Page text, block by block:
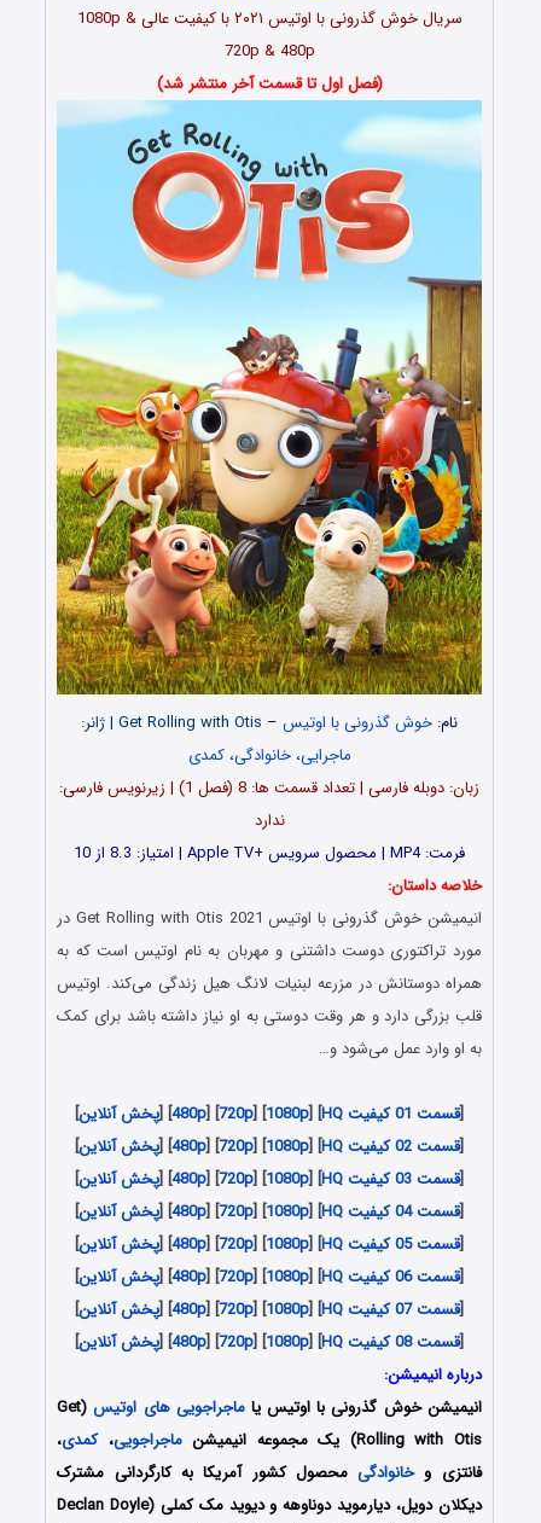
سریال خوش گذرونی با اوتیس ۲۰۲۱ با کیفیت عالی 1080p &
720p & 480p
(فصل اول تا قسمت آخر منتشر شد)
نام: خوش گذرونی با اوتیس –
ماجرایی،خانوادگی،کمدی
زبان: دوبله فارسی | تعداد قسمت‌‌‌‌ ها: 8 (فصل 1) | زیرنویس فارسی:
ندارد
فرمت: MP4 | محصول سرویس +Apple TV | امتیاز: 8.3 از 10
خلاصه داستان:
انیمیشن خوش گذرونی با اوتیس Get Rolling with Otis 2021 در
مورد تراکتوری دوست داشتنی و مهربان به نام اوتیس است که به
همراه دوستانش در مزرعه لبنیات لانگ هیل زندگی می‌کند. اوتیس
قلب بزرگی دارد و هر وقت دوستی به او نیاز داشته باشد برای کمک
به او وارد عمل می‌شود و…
[قسمت 01 کیفیت HQ ] [
1080p
] [
720p
] [
480p
] [پخش آنلاین]
[قسمت 02 کیفیت HQ ] [
1080p
] [
720p
] [
480p
] [پخش آنلاین]
[قسمت 03 کیفیت HQ ] [
1080p
] [
720p
] [
480p
] [پخش آنلاین]
[قسمت 04 کیفیت HQ ] [
1080p
] [
720p
] [
480p
] [پخش آنلاین]
[قسمت 05 کیفیت HQ ] [
1080p
] [
720p
] [
480p
] [پخش آنلاین]
[قسمت 06 کیفیت HQ ] [
1080p
] [
720p
] [
480p
] [پخش آنلاین]
[قسمت 07 کیفیت HQ ] [
1080p
] [
720p
] [
480p
] [پخش آنلاین]
[قسمت 08 کیفیت HQ ] [
1080p
] [
720p
] [
480p
] [پخش آنلاین]
درباره انیمیشن:
انیمیشن خوش گذرونی با اوتیس یاماجراجویی های اوتیس (Get
Rolling with Otis) یک مجموعه انیمیشن
ماجراجویی،کمدی،
فانتزی وخانوادگیمحصول کشور آمریکا به کارگردانی مشترک
دیکلان دویل، دیارموید دوناوهه و دیوید مک کملی (Declan Doyle